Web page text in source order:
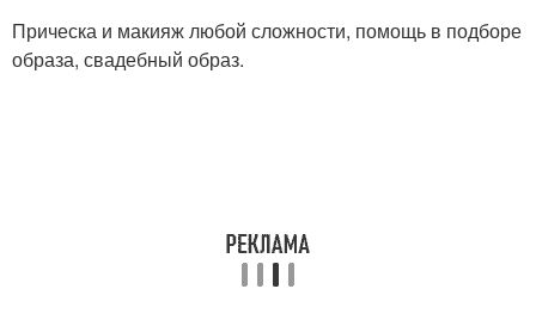
Прическа и макияж любой сложности, помощь в подборе
образа, свадебный образ.